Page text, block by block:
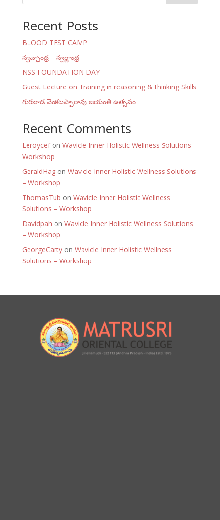
Recent Posts
BLOOD TEST CAMP
స్వచ్ఛాంధ్ర – స్వర్ణాంధ్ర
NSS FOUNDATION DAY
Guest Lecture on Training in reasoning & thinking Skills
గురజాడ వెంకటప్పారావు జయంతి ఉత్సవం
Recent Comments
Leroycefon Wavicle Inner Holistic Wellness Solutions –
Workshop
GeraldHagon Wavicle Inner Holistic Wellness Solutions
– Workshop
ThomasTub on Wavicle Inner Holistic Wellness
Solutions – Workshop
Davidpah on Wavicle Inner Holistic Wellness Solutions
– Workshop
GeorgeCartyon Wavicle Inner Holistic Wellness
Solutions – Workshop